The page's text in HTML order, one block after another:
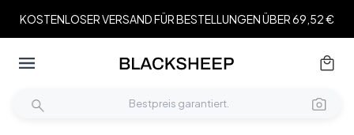
KOSTENLOSER VERSAND FÜR BESTELLUNGEN ÜBER 69,52 €